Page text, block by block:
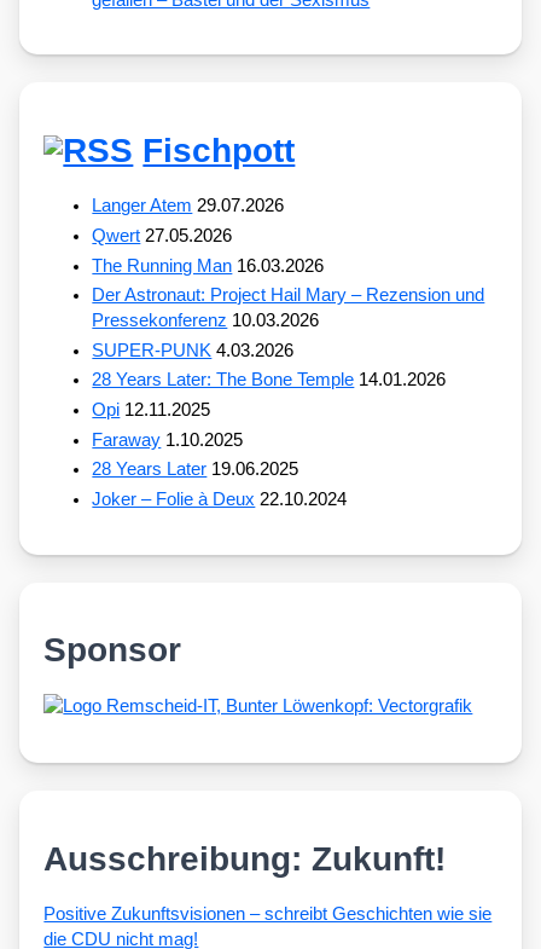
Fischpott
Langer Atem 29.07.2026
Qwert 27.05.2026
The Running Man 16.03.2026
Der Astronaut: Project Hail Mary – Rezension und
Pressekonferenz 10.03.2026
SUPER-PUNK 4.03.2026
28 Years Later: The Bone Temple 14.01.2026
Opi 12.11.2025
Faraway 1.10.2025
28 Years Later 19.06.2025
Joker – Folie à Deux 22.10.2024
Sponsor
Ausschreibung: Zukunft!
Posi­ti­ve Zukunfts­vi­sio­nen – schreibt Geschich­ten wie sie
die CDU nicht mag!